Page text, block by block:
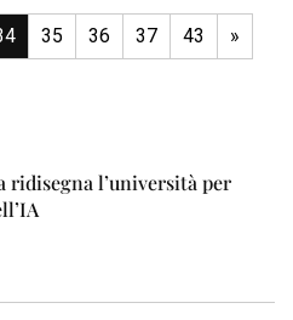
35 36 37 43 »
ridisegna l’università per